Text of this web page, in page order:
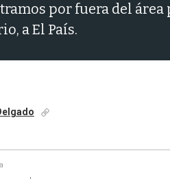
por fuera del
a El País.